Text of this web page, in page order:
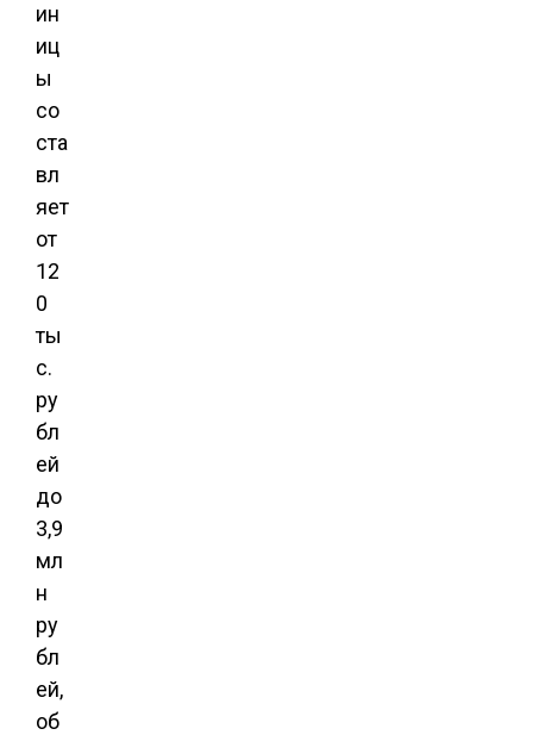
ин
иц
ы
со
ста
вл
яет
от
12
0
ты
с.
ру
бл
ей
до
3,9
мл
н
ру
бл
ей,
об